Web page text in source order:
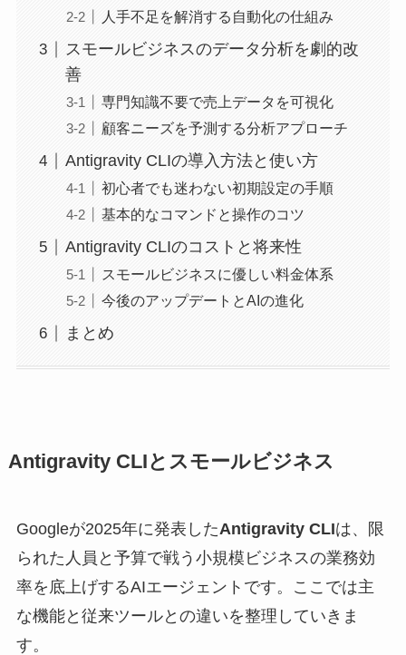
人手不足を解消する自動化の仕組み
スモールビジネスのデータ分析を劇的改
善
専門知識不要で売上データを可視化
顧客ニーズを予測する分析アプローチ
Antigravity CLIの導入方法と使い方
初心者でも迷わない初期設定の手順
基本的なコマンドと操作のコツ
Antigravity CLIのコストと将来性
スモールビジネスに優しい料金体系
今後のアップデートとAIの進化
まとめ
Antigravity CLIとスモールビジネス
Googleが2025年に発表したAntigravity CLIは、限
られた人員と予算で戦う小規模ビジネスの業務効
率を底上げするAIエージェントです。ここでは主
な機能と従来ツールとの違いを整理していきま
す。